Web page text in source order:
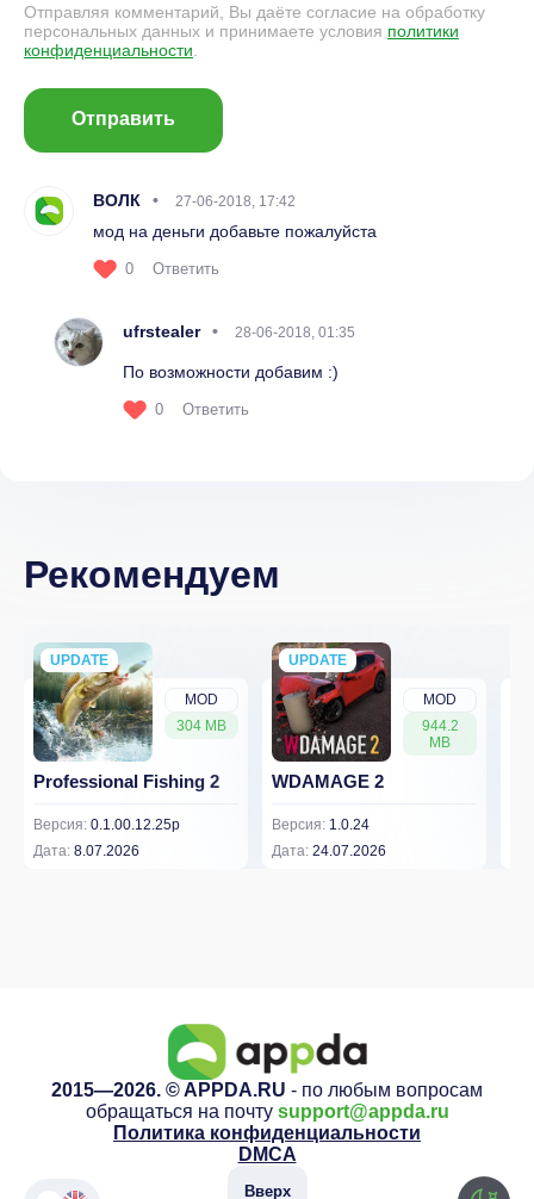
Отправляя комментарий, Вы даёте согласие на обработку
персональных данных и принимаете условия политики
конфиденциальности
Отправить
ВОЛК 27-06-2018, 17:42
мод на деньги добавьте пожалуйста
0 Ответить
ufrstealer 28-06-2018, 01:35
По возможности добавим :)
0 Ответить
Рекомендуем
MOD
304 MB
UPDATE
NEW
Professional Fishing 2
Версия: 0.1.00.12.25p
Дата: 8.07.2026
MOD
944.2
MB
UPDATE
NEW
WDAMAGE 2
Версия: 1.0.24
Дата: 24.07.2026
2015—2026. © APPDA.RU - по любым вопросам
обращаться на почту support@appda.ru
Политика конфиденциальности
DMCA
Вверх